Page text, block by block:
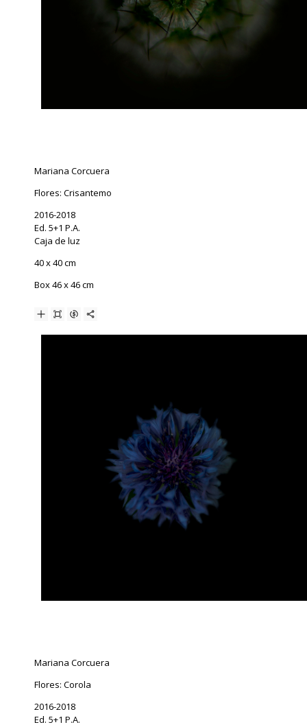
Mariana Corcuera
Flores: Crisantemo
2016-2018
Ed. 5+1 P.A.
Caja de luz
40 x 40 cm
Box 46 x 46 cm
Mariana Corcuera
Flores: Corola
2016-2018
Ed. 5+1 P.A.